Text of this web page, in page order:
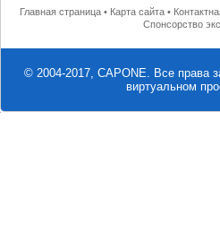
Главная страница • Карта сайта •
Спонсорство
© 2004-2017, CAPONE. Все права
виртуальном